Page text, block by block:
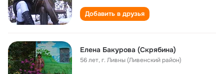
Добавить в друзья
Елена Бакурова (Скрябина)
56 лет,г. Ливны (Ливенский район)